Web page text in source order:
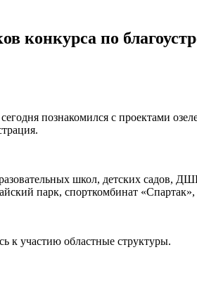
конкурса по
познакомился с проектами
школ, детских садов,
парк, спорткомбинат
к участию областные структуры.